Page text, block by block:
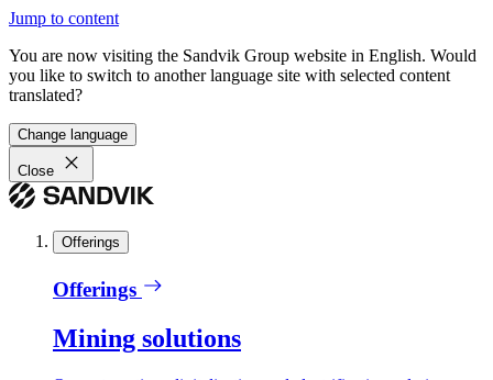
Jump to content
You are now visiting the Sandvik Group website in English. Would
you like to switch to another language site with selected content
translated?
Change language
Close
Offerings
Offerings
Mining solutions